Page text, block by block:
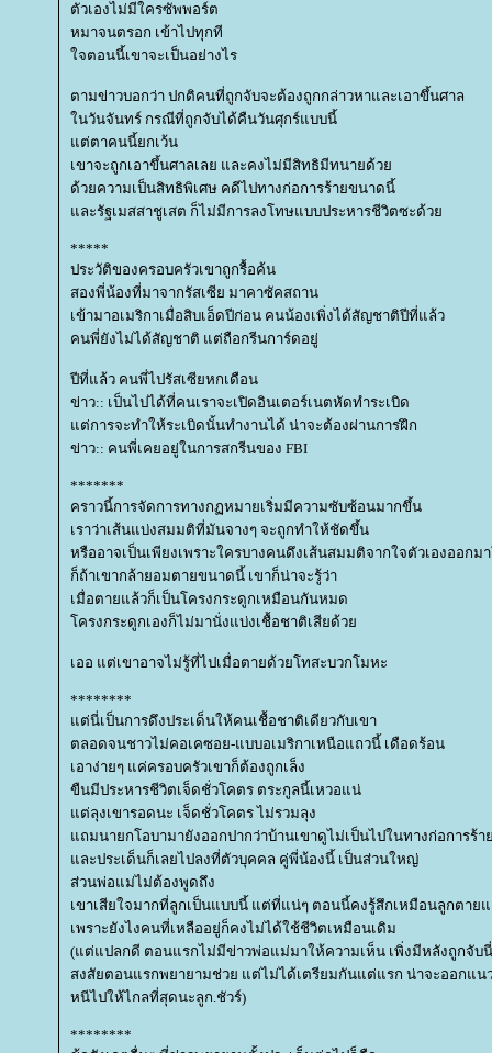
ตัวเองไม่มีใครซัพพอร์ต
หมาจนตรอก เข้าไปทุกที
จตอนนี้เขาจะเป็นอย่างไร
ตามข่าวบอกว่า ปกติคนที่ถูกจับจะต้องถูกกล่าวหาและเอาขึ้นศาล
นวันจันทร์ กรณีที่ถูกจับได้คืนวันศุกร์แบบนี้
ต่ตาคนนี้ยกเว้น
เขาจะถูกเอาขึ้นศาลเลย และคงไม่มีสิทธิมีทนายด้ว
ด้วยความเป็นสิทธิพิเศษ คดีไปทางก่อการร้ายขนาดนี้
ละรัฐเมสสาชูเสต ก็ไม่มีการลงโทษแบบประหารชีวิตซะด้ว
*****
ประวัติของครอบครัวเขาถูกรื้อค้น
สองพี่น้องที่มาจากรัสเซีย มาคาซัคสถาน
เข้ามาอเมริกาเมื่อสิบเอ็ดปีก่อน คนน้องเพิ่งได้สัญชาติปีที่แล้ว
คนพี่ยังไม่ได้สัญชาติ แต่ถือกรีนการ์ดอยู่
ปีที่แล้ว คนพี่ไปรัสเซียหกเดือน
ข่าว:: เป็นไปได้ที่คนเราจะเปิดอินเตอร์เนตหัดทำระเบิด
ต่การจะทำให้ระเบิดนั้นทำงานได้ น่าจะต้องผ่านการฝึก
ข่าว:: คนพี่เคยอยู่ในการสกรีนของ FBI
*******
คราวนี้การจัดการทางกฏหมายเริ่มมีความซับซ้อนมากขึ้น
เราว่าเส้นแบ่งสมมติที่มันจางๆ จะถูกทำให้ชัดขึ้น
หรืออาจเป็นเพียงเพราะใครบางคนดึงเส้นสมมติจากใจตัวเองออกม
ก็ถ้าเขากล้ายอมตายขนาดนี้ เขาก็น่าจะรู้ว่า
เมื่อตายแล้วก็เป็นโครงกระดูกเหมือนกันหมด
ครงกระดูกเองก็ไม่มานั่งแบ่งเชื้อชาติเสียด้ว
เออ แต่เขาอาจไม่รู้ที่ไปเมื่อตายด้วยโทสะบวกโมหะ
********
ต่นี่เป็นการดึงประเด็นให้คนเชื้อชาติเดียวกับเขา
ตลอดจนชาวไม่คอเคซอย-แบบอเมริกาเหนือแถวนี้ เดือดร้อน
เอาง่ายๆ แค่ครอบครัวเขาก็ต้องถูกเล็ง
ขืนมีประหารชีวิตเจ็ดชั่วโคตร ตระกูลนี้เหวอแน่
ต่ลุงเขารอดนะ เจ็ดชั่วโคตร ไม่รวมลุง
ถมนายกโอบามายังออกปากว่าบ้านเขาดูไม่เป็นไปในทางก่อการร้
ละประเด็นก็เลยไปลงที่ตัวบุคคล คู่พี่น้องนี้ เป็นส่วนใหญ่
ส่วนพ่อแม่ไม่ต้องพูดถึง
เขาเสียใจมากที่ลูกเป็นแบบนี้ แต่ที่แน่ๆ ตอนนี้คงรู้สึกเหมือนลูกตาย
เพราะยังไงคนที่เหลืออยู่ก็คงไม่ได้ใช้ชีวิตเหมือนเดิม
(แต่แปลกดี ตอนแรกไม่มีข่าวพ่อแม่มาให้ความเห็น เพิ่งมีหลังถูกจับ
สงสัยตอนแรกพยายามช่วย แต่ไม่ได้เตรียมกันแต่แรก น่าจะออกแน
หนีไปให้ไกลที่สุดนะลูก.ชัวร์)
********